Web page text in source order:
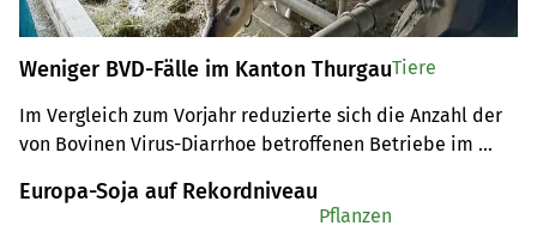
Weniger BVD-Fälle im Kanton Thurgau
Im Vergleich zum Vorjahr reduzierte sich die Anzahl der
von Bovinen Virus-Diarrhoe betroffenen Betriebe im
Tiere
Europa-Soja auf Rekordniveau
Pflanzen